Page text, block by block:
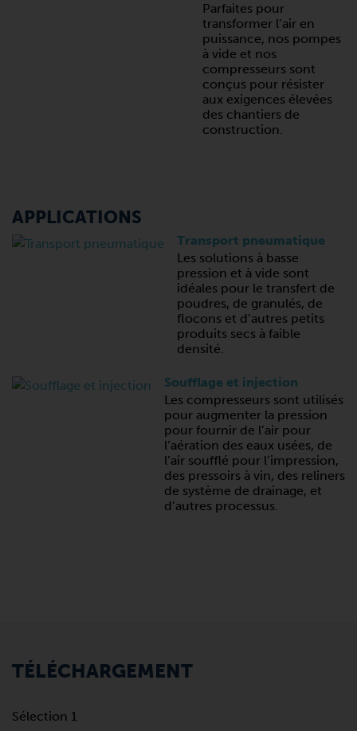
Parfaites pour
transformer l’air en
puissance, nos pompes
à vide et nos
compresseurs sont
conçus pour résister
aux exigences élevées
des chantiers de
construction.
APPLICATIONS
Transport pneumatique
Les solutions à basse
pression et à vide sont
idéales pour le transfert de
poudres, de granulés, de
flocons et d’autres petits
produits secs à faible
densité.
Soufflage et injection
Les compresseurs sont utilisés
pour augmenter la pression
pour fournir de l’air pour
l’aération des eaux usées, de
l’air soufflé pour l’impression,
des pressoirs à vin, des reliners
de système de drainage, et
d’autres processus.
TÉLÉCHARGEMENT
Sélection 1